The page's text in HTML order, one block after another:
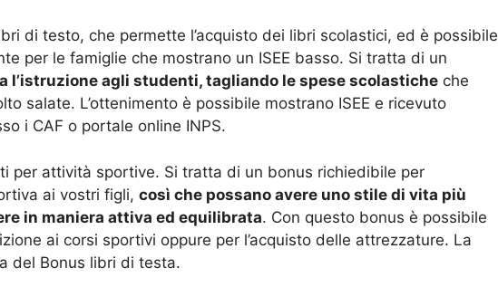
di testo, che permette l’acquisto dei libri scolastici, ed è possibile
per le famiglie che mostrano un ISEE basso. Si tratta di un
l’istruzione agli studenti, tagliando le spese scolastiche che
salate. L’ottenimento è possibile mostrano ISEE e ricevuto
i CAF o portale online INPS.
per attività sportive. Si tratta di un bonus richiedibile per
ai vostri figli, così che possano avere uno stile di vita più
in maniera attiva ed equilibrata. Con questo bonus è possibile
ai corsi sportivi oppure per l’acquisto delle attrezzature. La
del Bonus libri di testa.